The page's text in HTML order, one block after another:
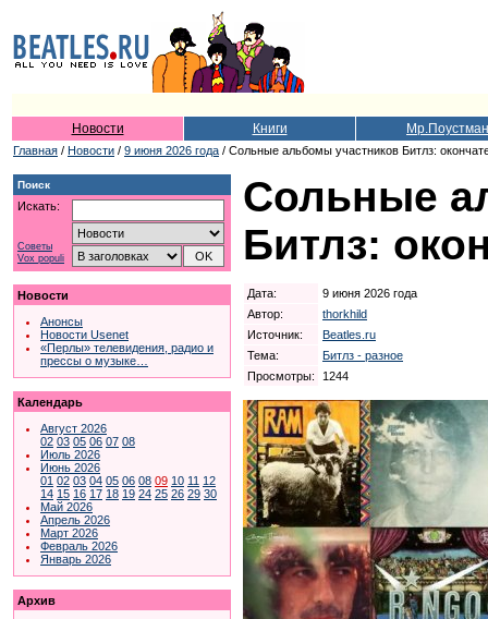
Новости Книги Мр.Поустман
Главная / Новости / 9 июня 2026 года / Сольные альбомы участников Битлз:
Поиск
Искать:
Советы
Vox populi
Новости
Анонсы
Новости Usenet
«Перлы» телевидения, радио и
прессы о музыке…
Календарь
Август 2026
02 03 05 06 07 08
Июль 2026
Июнь 2026
01 02 03 04 05 06 08 09 10 11 12
14 15 16 17 18 19 24 25 26 29 30
Май 2026
Апрель 2026
Март 2026
Февраль 2026
Январь 2026
Архив
Сольные
Битлз:
Дата:
9 июня 2026 года
Автор:
thorkhild
Источник:
Beatles.ru
Тема:
Битлз - разное
Просмотры:
1244